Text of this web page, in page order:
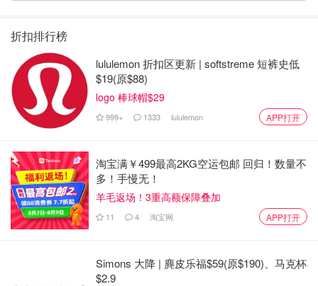
折扣排行榜
lululemon 折扣区更新 | softstreme 短裤史低
$19(原$88)
logo 棒球帽$29
999+ 1333 lululemon APP打开
淘宝满￥499最高2KG空运包邮 回归！数量不
多！手慢无！
羊毛返场！3重高额保障叠加
11 4 淘宝网 APP打开
Simons 大降 | 麂皮乐福$59(原$190)、马克杯
$2.9